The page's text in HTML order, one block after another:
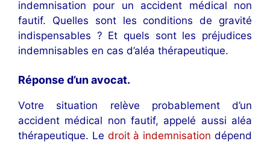
indemnisation pour un accident médical non
fautif. Quelles sont les conditions de gravité
indispensables ? Et quels sont les préjudices
indemnisables en cas d’aléa thérapeutique.
Réponse d’un avocat.
Votre situation relève probablement d’un
accident médical non fautif, appelé aussi aléa
thérapeutique. Le droit à indemnisation dépend